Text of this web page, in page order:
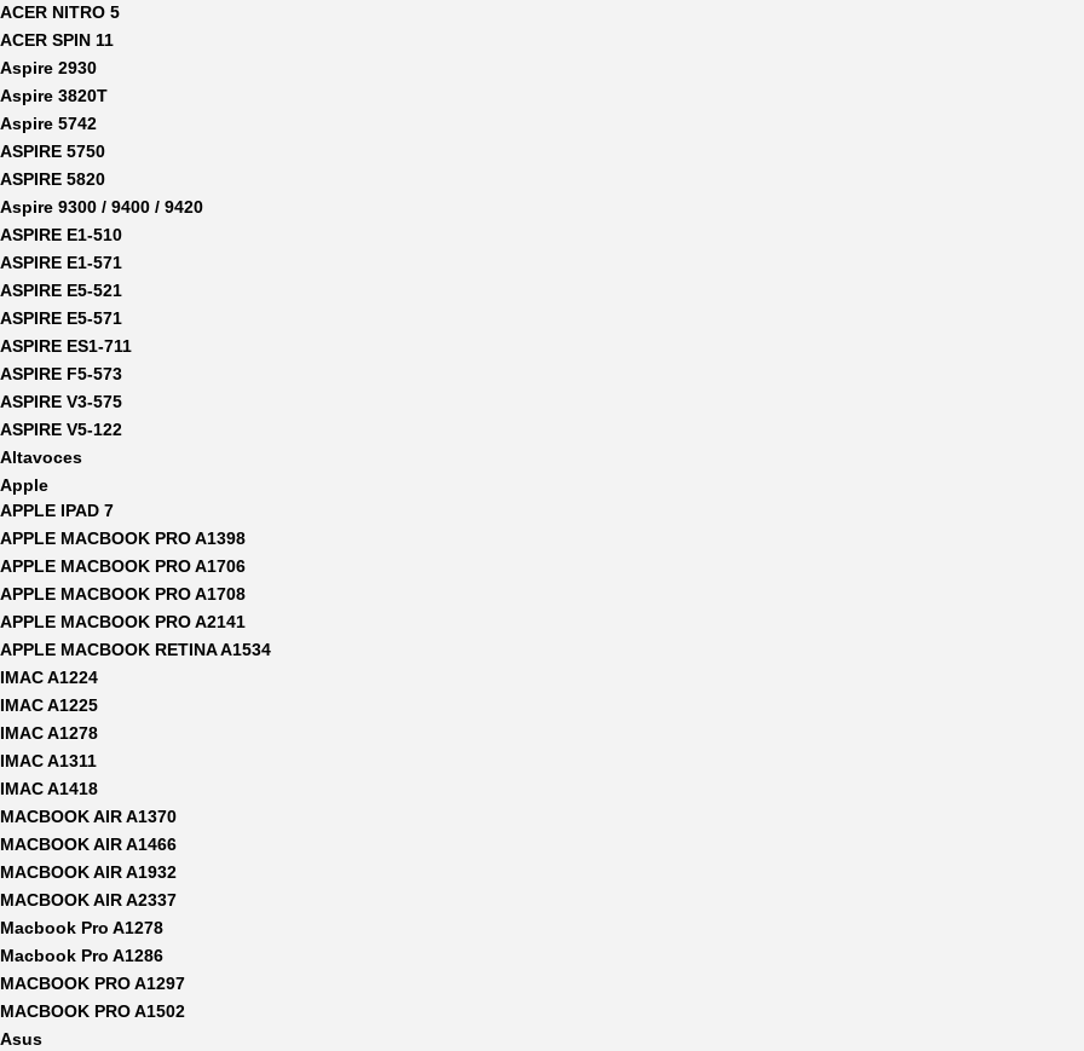
ACER NITRO 5
ACER SPIN 11
Aspire 2930
Aspire 3820T
Aspire 5742
ASPIRE 5750
ASPIRE 5820
Aspire 9300 / 9400 / 9420
ASPIRE E1-510
ASPIRE E1-571
ASPIRE E5-521
ASPIRE E5-571
ASPIRE ES1-711
ASPIRE F5-573
ASPIRE V3-575
ASPIRE V5-122
Altavoces
Apple
APPLE IPAD 7
APPLE MACBOOK PRO A1398
APPLE MACBOOK PRO A1706
APPLE MACBOOK PRO A1708
APPLE MACBOOK PRO A2141
APPLE MACBOOK RETINA A1534
IMAC A1224
IMAC A1225
IMAC A1278
IMAC A1311
IMAC A1418
MACBOOK AIR A1370
MACBOOK AIR A1466
MACBOOK AIR A1932
MACBOOK AIR A2337
Macbook Pro A1278
Macbook Pro A1286
MACBOOK PRO A1297
MACBOOK PRO A1502
Asus